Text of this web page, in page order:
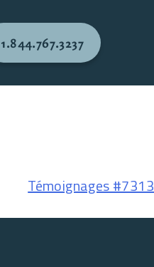
1.844.767.3237
Témoignages #7313